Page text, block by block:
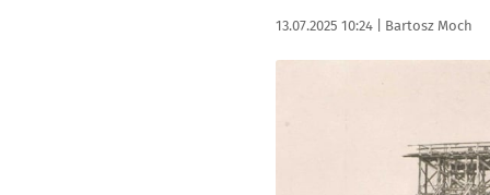
Data publikacji:
13.07.2025 10:24 | Autor:
Bartosz Moch